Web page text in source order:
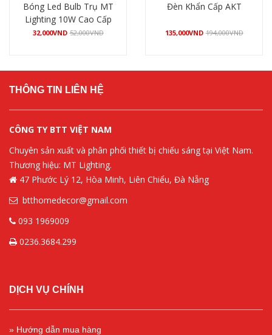
Bóng Led Bulb Trụ MT
Lighting 10W Cao Cấp
32,000VND 52,000VND
Đèn Khẩn Cấp AKT
135,000VND 194,000VND
THÔNG TIN LIÊN HỆ
CÔNG TY BTT VIỆT NAM
Chuyên sản xuất và phân phối thiết bị chiếu sáng tại Việt Nam.
Thương hiệu: MT Lighting.
47 Phước Lý 12, Hòa Minh, Liên Chiểu, Đà Nẵng
btthomedecor@gmail.com
093 1969009
0236.3684.299
DỊCH VỤ CHÍNH
» Hướng dẫn mua hàng